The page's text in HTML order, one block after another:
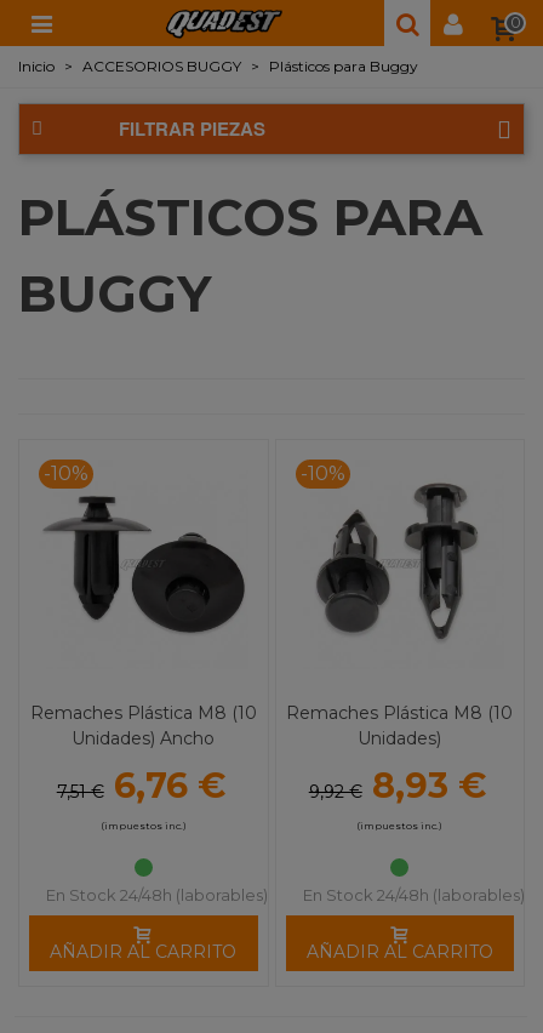
0
Inicio > ACCESORIOS BUGGY > Plásticos para Buggy
FILTRAR PIEZAS
PLÁSTICOS PARA
BUGGY
-10%
Remaches Plástica M8 (10
Unidades) Ancho
7,51 € 6,76 €
(impuestos inc.)
En Stock 24/48h (laborables)
AÑADIR AL CARRITO
-10%
Remaches Plástica M8 (10
Unidades)
9,92 € 8,93 €
(impuestos inc.)
En Stock 24/48h (laborables)
AÑADIR AL CARRITO